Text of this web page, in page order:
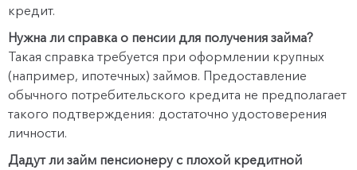
кредит.
Нужна ли справка о пенсии для получения займа?
Такая справка требуется при оформлении крупных
(например, ипотечных) займов. Предоставление
обычного потребительского кредита не предполагает
такого подтверждения: достаточно удостоверения
личности.
Дадут ли займ пенсионеру с плохой кредитной